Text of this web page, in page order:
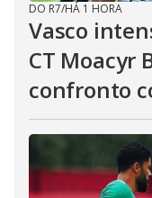
DO R7/HÁ 1 HORA
Vasco
CT Moacyr
confronto